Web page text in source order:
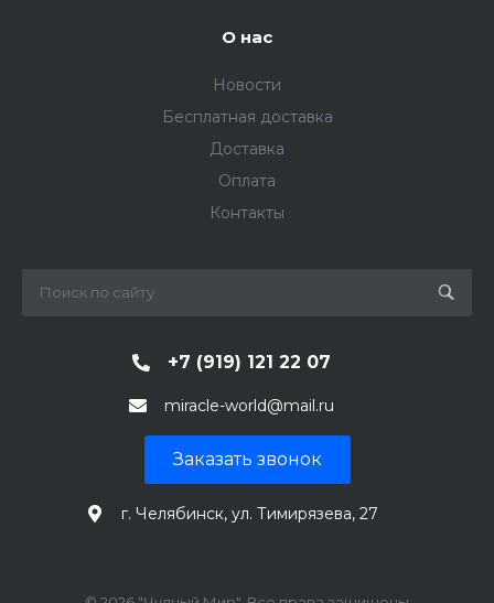
О нас
Новости
Бесплатная доставка
Доставка
Оплата
Контакты
+7 (919) 121 22 07
miracle-world@mail.ru
Заказать звонок
г. Челябинск, ул. Тимирязева, 27